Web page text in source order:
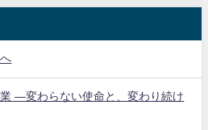
―変わらない使命と、変わり続け